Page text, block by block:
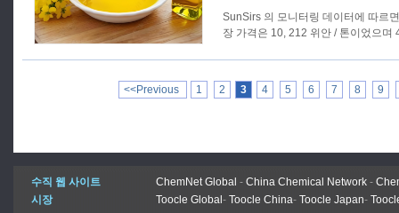
SunSirs 의 모니터링 데이터에 따르
장 가격은 10, 212 위안 / 톤이었으며
<<Previous 1 2 3 4 5 6 7 8 9
수직 웹 사이트 ChemNet Global - China Chemical Network -
시장
Toocle Global - Toocle China- Toocle Japan-